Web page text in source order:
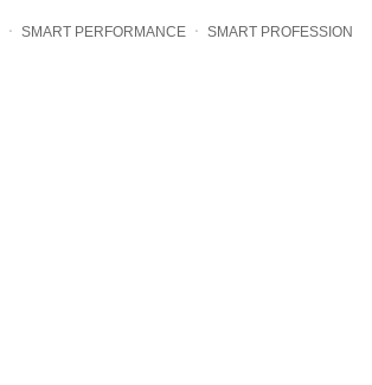
SMART PERFORMANCE ㆍ SMART PROFESSION